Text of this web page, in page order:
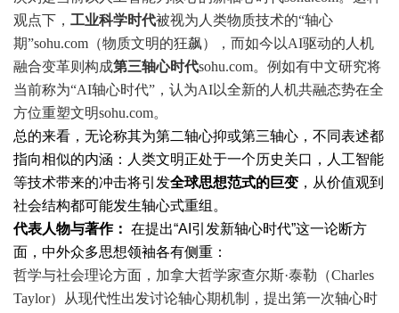
观点下， 工业科学时代被视为人类物质技术的“轴心
期”sohu.com （物质文明的狂飙），而如今以AI驱动的人机
融合变革则构成第三轴心时代sohu.com。例如有中文研究将
当前称为“AI轴心时代”，认为AI以全新的人机共融态势在全
方位重塑文明sohu.com。
总的来看，无论称其为第二轴心抑或第三轴心，不同表述都
指向相似的内涵：人类文明正处于一个历史关口，人工智能
等技术带来的冲击将引发全球思想范式的巨变 ，从价值观到
社会结构都可能发生轴心式重组。
代表人物与著作： 在提出“AI引发新轴心时代”这一论断方
面，中外众多思想领袖各有侧重：
哲学与社会理论方面 ，加拿大哲学家查尔斯·泰勒（Charles
Taylor）从现代性出发讨论轴心期机制，提出第一次轴心时